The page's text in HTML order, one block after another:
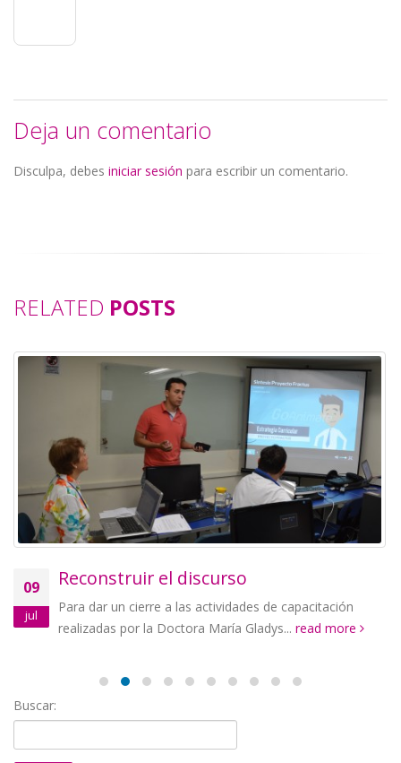
Deja un comentario
Disculpa, debes iniciar sesión para escribir un comentario.
RELATED POSTS
09
jul
Reconstruir el discurso
Para dar un cierre a las actividades de capacitación
realizadas por la Doctora María Gladys... read more
Buscar: